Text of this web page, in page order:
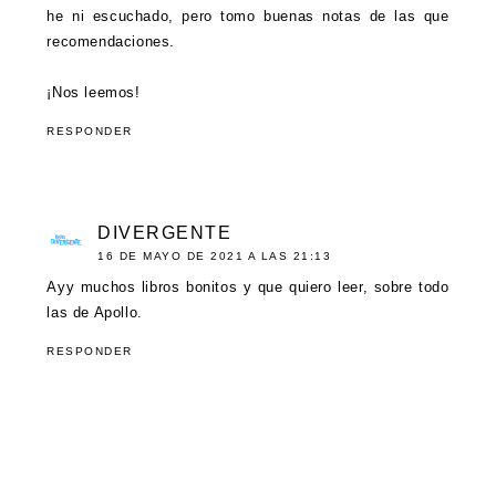
he ni escuchado, pero tomo buenas notas de las que
recomendaciones.
¡Nos leemos!
RESPONDER
DIVERGENTE
16 DE MAYO DE 2021 A LAS 21:13
Ayy muchos libros bonitos y que quiero leer, sobre todo
las de Apollo.
RESPONDER